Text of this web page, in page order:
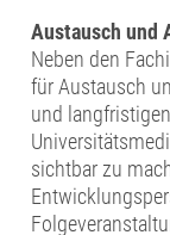
Austausch und
Neben den
für Austausch
und
sichtbar zu